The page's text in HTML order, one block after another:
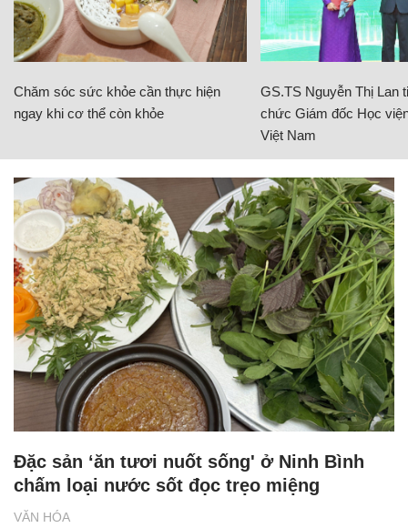
Chăm sóc sức khỏe cần thực hiện
ngay khi cơ thể còn khỏe
GS.TS Nguyễn Thị Lan
chức Giám đốc Học
Việt Nam
VĂN HÓA
Đặc sản ‘ăn tươi nuốt sống' ở Ninh Bình
chấm loại nước sốt đọc trẹo miệng